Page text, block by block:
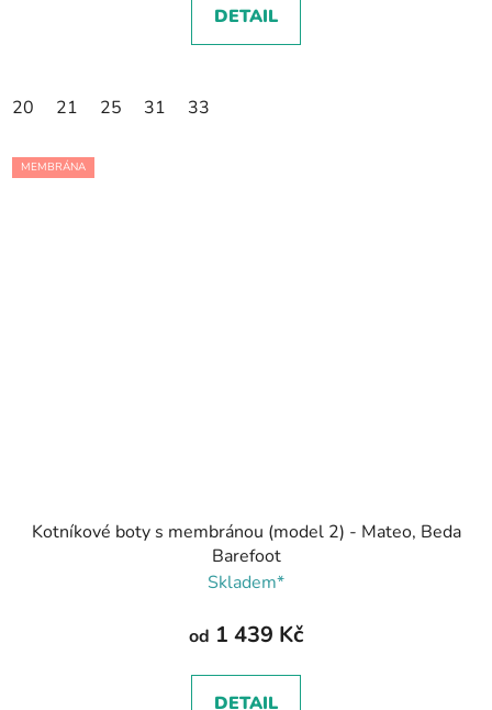
DETAIL
20 21 25 31 33
MEMBRÁNA
Kotníkové boty s membránou (model 2) - Mateo, Beda
Barefoot
Skladem*
od 1 439 Kč
DETAIL